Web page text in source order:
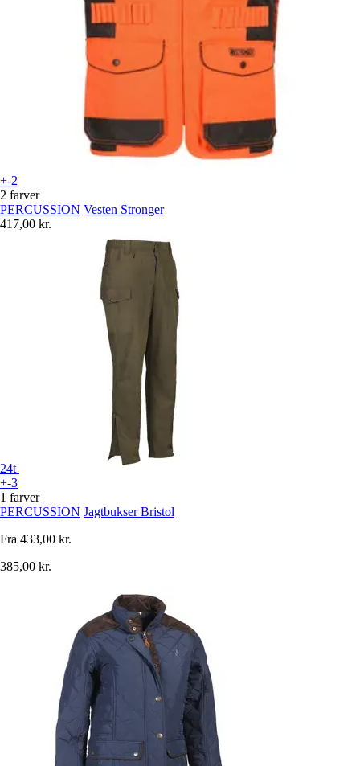
+-2
2 farver
PERCUSSION Vesten Stronger
417,00 kr.
24t
+-3
1 farver
PERCUSSION Jagtbukser Bristol
Fra 433,00 kr.
385,00 kr.